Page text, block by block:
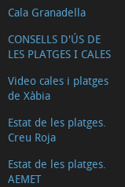
Cala Granadella
CONSELLS D'ÚS DE
LES PLATGES I CALES
Video cales i platges
de Xàbia
Estat de les platges.
Creu Roja
Estat de les platges.
AEMET